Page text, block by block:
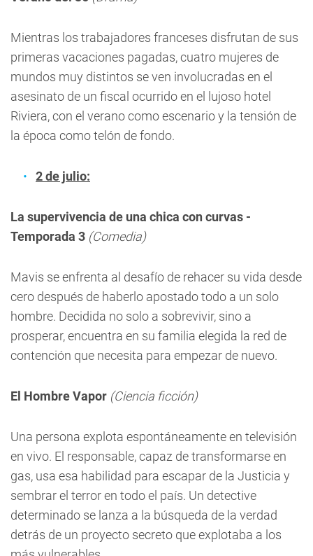
Mientras los trabajadores franceses disfrutan de sus
primeras vacaciones pagadas, cuatro mujeres de
mundos muy distintos se ven involucradas en el
asesinato de un fiscal ocurrido en el lujoso hotel
Riviera, con el verano como escenario y la tensión de
la época como telón de fondo.
2 de julio:
La supervivencia de una chica con curvas -
Temporada 3 (Comedia)
Mavis se enfrenta al desafío de rehacer su vida desde
cero después de haberlo apostado todo a un solo
hombre. Decidida no solo a sobrevivir, sino a
prosperar, encuentra en su familia elegida la red de
contención que necesita para empezar de nuevo.
El Hombre Vapor (Ciencia ficción)
Una persona explota espontáneamente en televisión
en vivo. El responsable, capaz de transformarse en
gas, usa esa habilidad para escapar de la Justicia y
sembrar el terror en todo el país. Un detective
determinado se lanza a la búsqueda de la verdad
detrás de un proyecto secreto que explotaba a los